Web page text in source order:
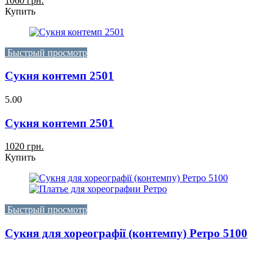
Купить
Быстрый просмотр
Сукня контемп 2501
5.00
Сукня контемп 2501
1020 грн.
Купить
Быстрый просмотр
Сукня для хореографії (контемпу) Ретро 5100